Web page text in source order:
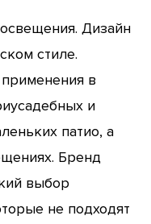
Дизайн
стиле.
в
и
патио, а
Бренд
выбор
не подходят